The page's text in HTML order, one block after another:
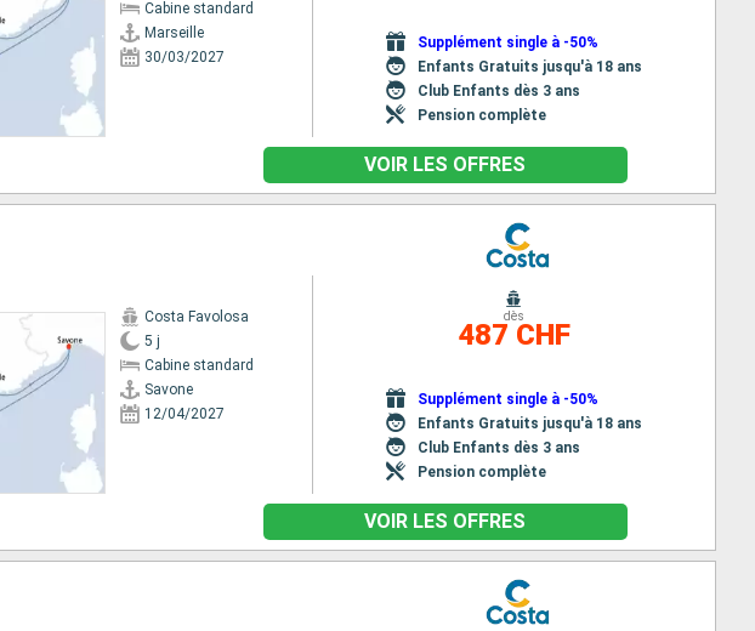
Cabine standard
Marseille
30/03/2027
Supplément single à -50%
Enfants Gratuits jusqu'à 18 ans
Club Enfants dès 3 ans
Pension complète
VOIR LES OFFRES
Costa Favolosa
5 j
Cabine standard
Savone
12/04/2027
dès
487 CHF
Supplément single à -50%
Enfants Gratuits jusqu'à 18 ans
Club Enfants dès 3 ans
Pension complète
VOIR LES OFFRES